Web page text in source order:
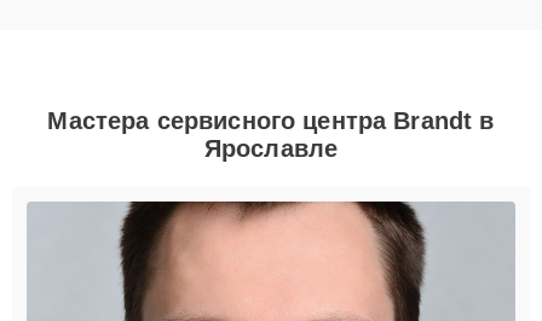
Мастера сервисного центра Brandt в
Ярославле